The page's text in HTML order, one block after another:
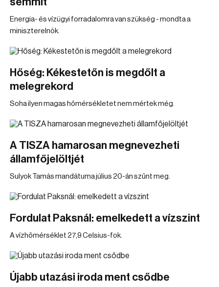
Energia- és vízügyi forradalomra van szükség - mondta a
miniszterelnök.
Hőség: Kékestetőn is megdőlt a
melegrekord
Soha ilyen magas hőmérsékletet nem mértek még.
A TISZA hamarosan megnevezheti
államfőjelöltjét
Sulyok Tamás mandátuma július 20-án szűnt meg.
Fordulat Paksnál: emelkedett a vízszint
A vízhőmérséklet 27,9 Celsius-fok.
Újabb utazási iroda ment csődbe